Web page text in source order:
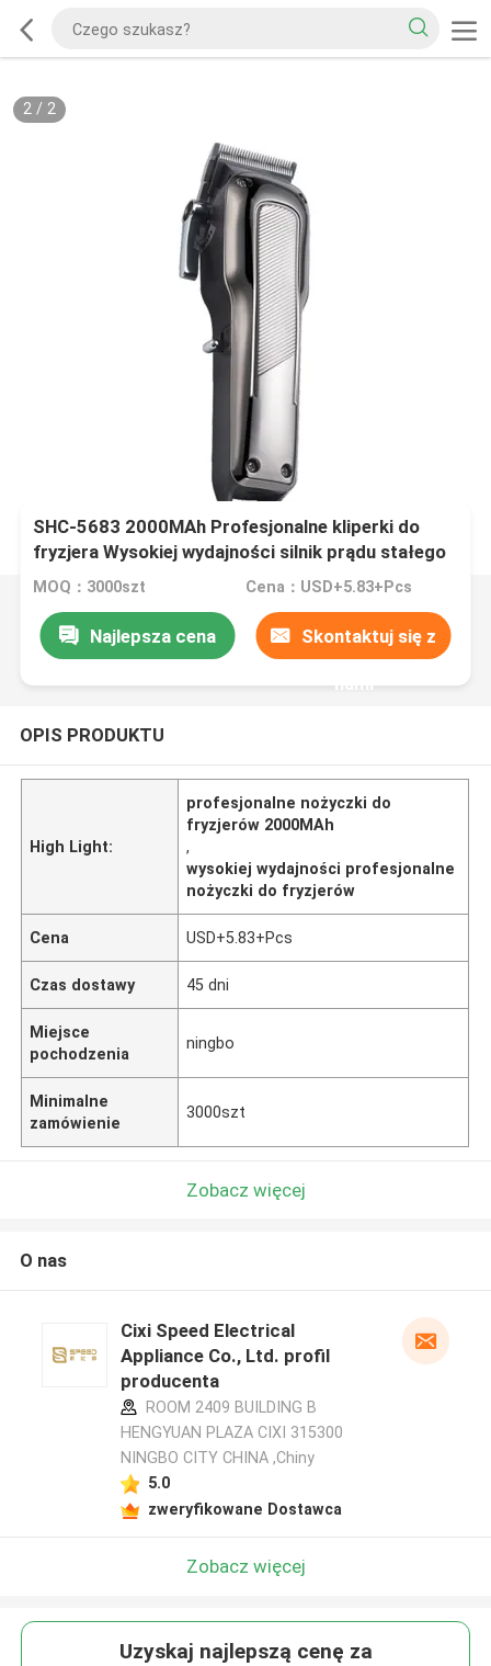
2/ 2
SHC-5683 2000MAh Profesjonalne kliperki do
fryzjera Wysokiej wydajności silnik prądu stałego
4 regulowalne ustawienie rozmiaru cięcia
MOQ：3000szt Cena：USD+5.83+Pcs
Najlepsza cena Skontaktuj się z
nami
OPIS PRODUKTU
High Light:
profesjonalne nożyczki do
fryzjerów 2000MAh
,
wysokiej wydajności profesjonalne
nożyczki do fryzjerów
Cena USD+5.83+Pcs
Czas dostawy 45 dni
Miejsce
pochodzenia
ningbo
Minimalne
zamówienie
3000szt
Zobacz więcej
O nas
Cixi Speed Electrical
Appliance Co., Ltd. profil
producenta
ROOM 2409 BUILDING B
HENGYUAN PLAZA CIXI 315300
NINGBO CITY CHINA ,Chiny
5.0
zweryfikowane Dostawca
Zobacz więcej
Uzyskaj najlepszą cenę za